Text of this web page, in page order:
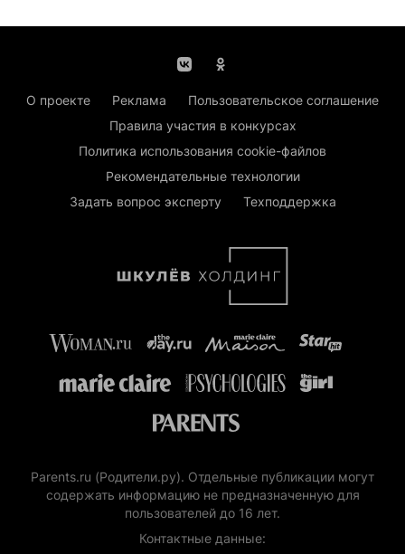
О проекте Реклама
Пользовательское соглашение
Правила участия в конкурсах
Политика использования cookie-файлов
Рекомендательные технологии
Задать вопрос эксперту
Техподдержка
Parents.ru (Родители.ру). Отдельные публикации могут
содержать информацию не предназначенную для
пользователей до 16 лет.
Контактные данные: